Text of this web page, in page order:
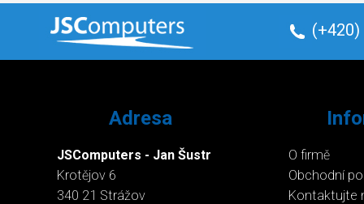
(+420)
Adresa
JSComputers - Jan Šustr
Krotějov 6
340 21 Strážov
O firmě
Obchodní
Kontaktujte